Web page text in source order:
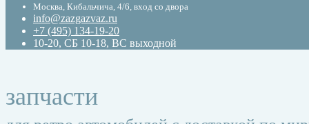
Москва, Кибальчича, 4/6, вход со двора
info@zazgazvaz.ru
+7 (495) 134-19-20
10-20, СБ 10-18, ВС выходной
запчасти